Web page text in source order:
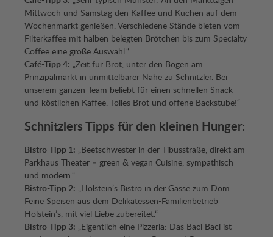
Mittwoch und Samstag den Kaffee und Kuchen auf dem
Wochenmarkt genießen. Verschiedene Stände bieten vom
Filterkaffee mit halben belegten Brötchen bis zum Specialty
Coffee eine große Auswahl.“
Café-Tipp 4: „Zeit für Brot, unter den Bögen am
Prinzipalmarkt in unmittelbarer Nähe zu Schnitzler. Bei
unserem ganzen Team beliebt für einen schnellen Snack
und köstlichen Kaffee. Tolles Brot und offene Backstube!“
Schnitzlers Tipps für den kleinen Hunger:
Bistro-Tipp 1: „Beetschwester in der Tibusstraße, direkt am
Parkhaus Theater – green & vegan Cuisine, sympathisch
und modern.“
Bistro-Tipp 2: „Holstein’s Bistro in der Gasse zum Dom.
Feine Speisen aus dem Delikatessen-Familienbetrieb
Holstein’s, mit viel Liebe zubereitet.“
Bistro-Tipp 3: „Eigentlich eine Pizzeria: Das Baci Baci ist